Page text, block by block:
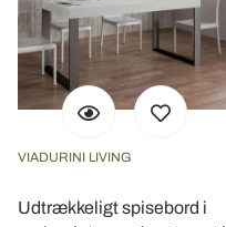
VIADURINI LIVING
Udtrækkeligt spisebord i